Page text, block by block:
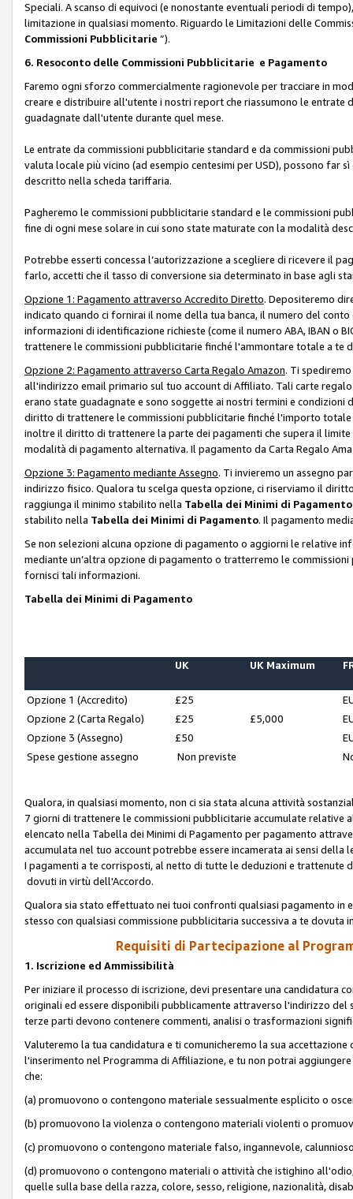
Speciali. A scanso di equivoci (e nonostante eventuali periodi di
limitazione in qualsiasi momento. Riguardo le Limitazioni delle
Commissioni Pubblicitarie ”).
6. Resoconto delle Commissioni Pubblicitarie e Pagamento
Faremo ogni sforzo commercialmente ragionevole per tracciare in
creare e distribuire all'utente i nostri report che riassumono le
guadagnate dall'utente durante quel mese.
Le entrate da commissioni pubblicitarie standard e da commissioni
valuta locale più vicino (ad esempio centesimi per USD), possono far
descritto nella scheda tariffaria.
Pagheremo le commissioni pubblicitarie standard e le commissioni
fine di ogni mese solare in cui sono state maturate con la modalità
Potrebbe esserti concessa l’autorizzazione a scegliere di ricevere il
farlo, accetti che il tasso di conversione sia determinato in base agli
Opzione 1: Pagamento attraverso Accredito Diretto. Depositeremo
indicato quando ci fornirai il nome della tua banca, il numero del
informazioni di identificazione richieste (come il numero ABA, IBAN o
trattenere le commissioni pubblicitarie finché l'ammontare totale a
Opzione 2: Pagamento attraverso Carta Regalo Amazon. Ti
all'indirizzo email primario sul tuo account di Affiliato. Tali carte
erano state guadagnate e sono soggette ai nostri termini e
diritto di trattenere le commissioni pubblicitarie finché l'importo
inoltre il diritto di trattenere la parte dei pagamenti che supera il
modalità di pagamento alternativa. Il pagamento da Carta Regalo
Opzione 3: Pagamento mediante Assegno. Ti invieremo un assegno
indirizzo fisico. Qualora tu scelga questa opzione, ci riserviamo il
raggiunga il minimo stabilito nella Tabella dei Minimi di Pagamento
stabilito nella Tabella dei Minimi di Pagamento. Il pagamento
Se non selezioni alcuna opzione di pagamento o aggiorni le relative
mediante un’altra opzione di pagamento o tratterremo le
fornisci tali informazioni.
Tabella dei Minimi di Pagamento
UK UK Maximum
Opzione 1 (Accredito) £25
Opzione 2 (Carta Regalo)
£25 £5,000
Opzione 3 (Assegno)
£50
Spese gestione assegno
Non previste
Qualora, in qualsiasi momento, non ci sia stata alcuna attività
7 giorni di trattenere le commissioni pubblicitarie accumulate
elencato nella Tabella dei Minimi di Pagamento per pagamento
accumulata nel tuo account potrebbe essere incamerata ai sensi
I pagamenti a te corrisposti, al netto di tutte le deduzioni e trattenute
dovuti in virtù dell'Accordo.
Qualora sia stato effettuato nei tuoi confronti qualsiasi pagamento in
stesso con qualsiasi commissione pubblicitaria successiva a te dovuta
Requisiti di Partecipazione al
1. Iscrizione ed Ammissibilità
Per iniziare il processo di iscrizione, devi presentare una candidatura
originali ed essere disponibili pubblicamente attraverso l'indirizzo
terze parti devono contenere commenti, analisi o trasformazioni
Valuteremo la tua candidatura e ti comunicheremo la sua
l'inserimento nel Programma di Affiliazione, e tu non potrai
che:
(a) promuovono o contengono materiale sessualmente esplicito o
(b) promuovono la violenza o contengono materiali violenti o
(c) promuovono o contengono materiale falso, ingannevole,
(d) promuovono o contengono materiali o attività che istighino
quelle sulla base della razza, colore, sesso, religione, nazionalità,